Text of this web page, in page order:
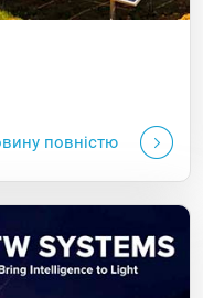
повністю